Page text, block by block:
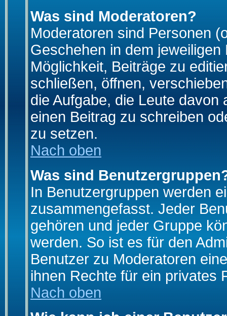
Was sind Moderatoren?
Moderatoren sind Personen
Geschehen in dem
Möglichkeit, Beiträge zu
schließen, öffnen,
die Aufgabe, die Leute
einen Beitrag zu schreiben
zu setzen.
Nach oben
Was sind
In Benutzergruppen werden
zusammengefasst. Jeder
gehören und jeder Gruppe
werden. So ist es für den
Benutzer zu Moderatoren
ihnen Rechte für ein privates
Nach oben